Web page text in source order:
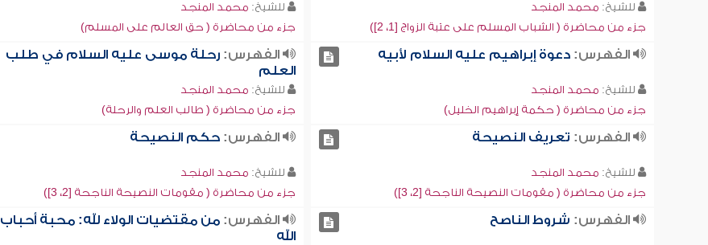
للشيخ: محمد المنجد
جزء من محاضرة ( الشباب المسلم على عتبة الزواج [1، 2])
للشيخ: محمد المنجد
جزء من محاضرة ( حق العالم على المسلم)
الفهرس:دعوة إبراهيم عليه السلام لأبيه
للشيخ: محمد المنجد
جزء من محاضرة ( حكمة إبراهيم الخليل)
الفهرس: رحلة موسى عليه السلام في طلب
العلم
للشيخ: محمد المنجد
جزء من محاضرة ( طالب العلم والرحلة)
الفهرس: تعريف النصيحة
للشيخ: محمد المنجد
جزء من محاضرة ( مقومات النصيحة الناجحة [2، 3])
الفهرس: حكم النصيحة
للشيخ: محمد المنجد
جزء من محاضرة ( مقومات النصيحة الناجحة [2، 3])
الفهرس: شروط الناصح الفهرس: من مقتضيات الولاء لله: محبة أحباب
الله